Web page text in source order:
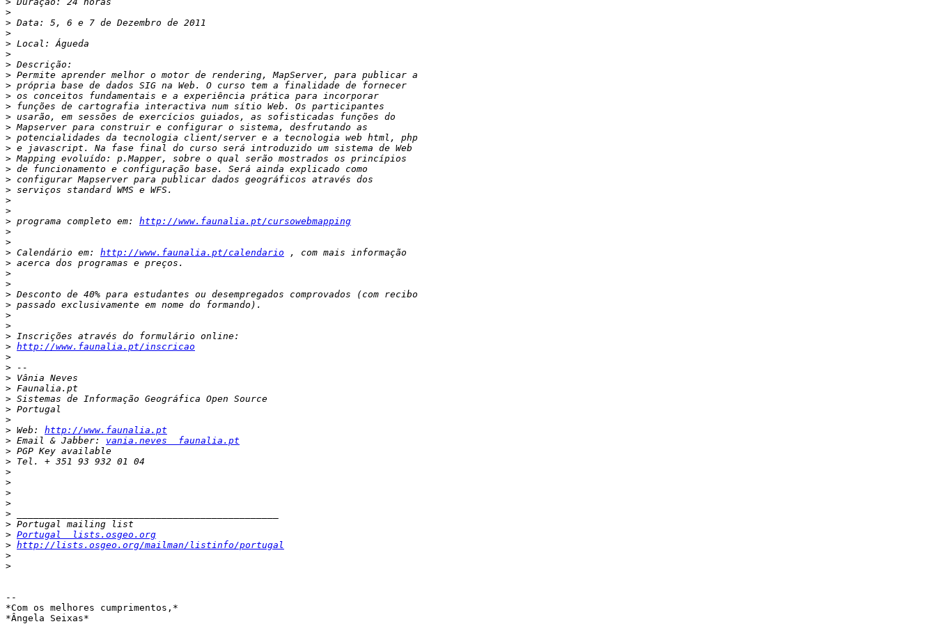
>
>
>
>
>
>
>
>
>
>
>
>
>
>
>
>
>
>
>
>
> programa completo em: http://www.faunalia.pt/cursowebmapping
>
>
> Calendário em: http://www.faunalia.pt/calendario
>
>
>
>
>
>
>
>
> http://www.faunalia.pt/inscricao
>
>
>
>
>
>
>
> Web: http://www.faunalia.pt
> Email & Jabber: vania.neves  faunalia.pt
>
>
>
>
>
>
>
>
> Portugal  lists.osgeo.org
> http://lists.osgeo.org/mailman/listinfo/portugal
>
>
--
*Com os melhores cumprimentos,*
*Ângela Seixas*